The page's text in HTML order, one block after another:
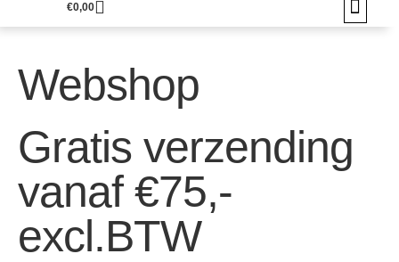
€0,00
Webshop
Gratis verzending
vanaf €75,-
excl.BTW